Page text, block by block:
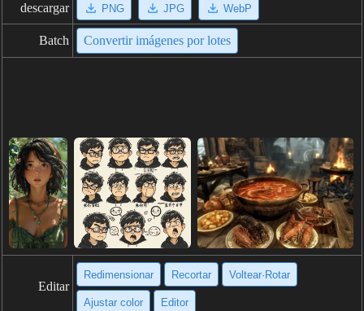
descargar PNG JPG WebP
Batch Convertir imágenes por lotes
Editar
Redimensionar Recortar Voltear·Rotar
Ajustar color Editor